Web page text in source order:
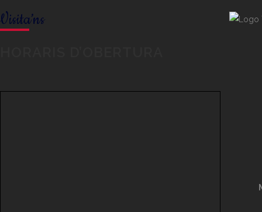
Visita’ns